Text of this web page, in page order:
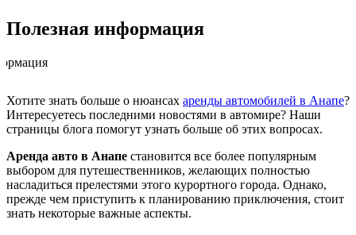
Полезная информация
Хотите знать больше о нюансах аренды автомобилей в Анапе?
Интересуетесь последними новостями в автомире? Наши
страницы блога помогут узнать больше об этих вопросах.
Аренда авто в Анапе становится все более популярным
выбором для путешественников, желающих полностью
насладиться прелестями этого курортного города. Однако,
прежде чем приступить к планированию приключения, стоит
знать некоторые важные аспекты.